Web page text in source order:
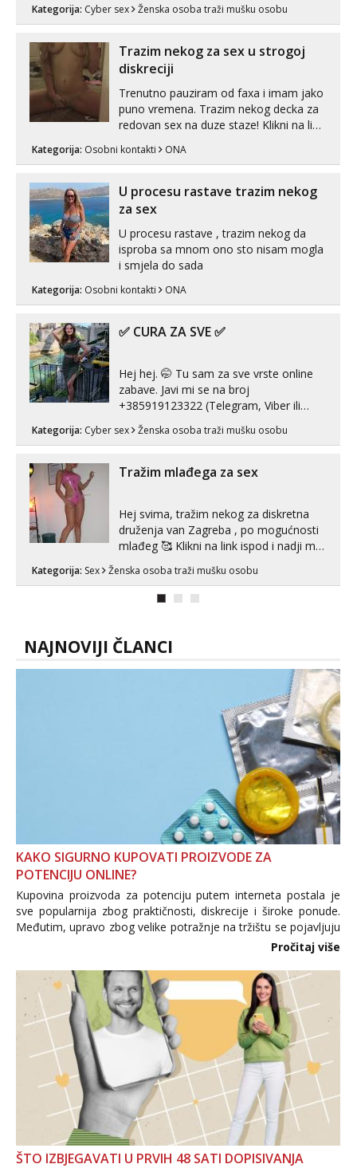
ako vam nisam dovoljna radim i u paru i
😉 Radim i vruća tipkanja uz slike i hot
line pozive. Za vas sam pripremila ...
Kategorija: Cyber sex Ženska osoba traži mušku osobu
Trazim nekog za sex u strogoj
diskreciji
Trenutno pauziram od faxa i imam jako
puno vremena. Trazim nekog decka za
redovan sex na duze staze! Klikni na link
Kategorija: Osobni kontakti ONA
U procesu rastave trazim nekog
za sex
U procesu rastave , trazim nekog da
isproba sa mnom ono sto nisam mogla
i smjela do sada
Kategorija: Osobni kontakti ONA
✅ CURA ZA SVE ✅
Hej hej. 🤭 Tu sam za sve vrste online
zabave. Javi mi se na broj
+385919123322 (Telegram, Viber ili
Whatsapp). 🤙 NE javljaj se na uzivo.
Hvala.
Kategorija: Cyber sex Ženska osoba traži mušku osobu
Tražim mlađega za sex
Hej svima, tražim nekog za diskretna
druženja van Zagreba , po mogućnosti
mlađeg 🥰 Klikni na link ispod i nadji me
Kategorija: Sex Ženska osoba traži mušku osobu
NAJNOVIJI ČLANCI
KAKO SIGURNO KUPOVATI PROIZVODE ZA
POTENCIJU ONLINE?
Kupovina proizvoda za potenciju putem interneta postala je
sve popularnija zbog praktičnosti, diskrecije i široke ponude.
Međutim, upravo zbog velike potražnje na tržištu se pojavljuju
i brojni krivotvoreni proizvodi, nepouzdane internetske
Pročitaj više
ŠTO IZBJEGAVATI U PRVIH 48 SATI DOPISIVANJA